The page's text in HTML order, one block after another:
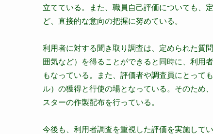
立てている。また、職員自己評価についても、
ど、直接的な意向の把握に努めている。
利用者に対する聞き取り調査は、定められた質
囲気など）を得ることができると同時に、利用
もなっている。また、評価者や調査員にとって
ル）の獲得と行使の場となっている。そのため
スターの作製配布を行っている。
今後も、利用者調査を重視した評価を実施して